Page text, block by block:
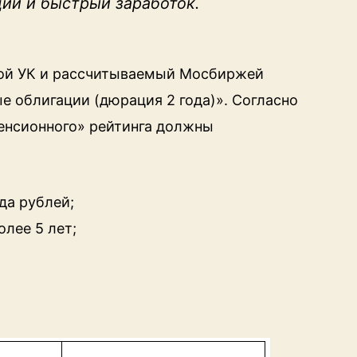
УК и рассчитываемый Мосбиржей
облигации (дюрация 2 года)». Согласно
рейтинга должны
рублей;
5 лет;